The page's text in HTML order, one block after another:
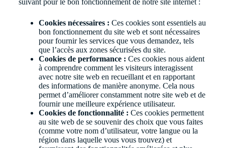
suivant pour le bon fonctionnement de notre site internet :
Cookies nécessaires : Ces cookies sont essentiels au
bon fonctionnement du site web et sont nécessaires
pour fournir les services que vous demandez, tels
que l’accès aux zones sécurisées du site.
Cookies de performance : Ces cookies nous aident
à comprendre comment les visiteurs interagissent
avec notre site web en recueillant et en rapportant
des informations de manière anonyme. Cela nous
permet d’améliorer constamment notre site web et de
fournir une meilleure expérience utilisateur.
Cookies de fonctionnalité : Ces cookies permettent
au site web de se souvenir des choix que vous faites
(comme votre nom d’utilisateur, votre langue ou la
région dans laquelle vous vous trouvez) et